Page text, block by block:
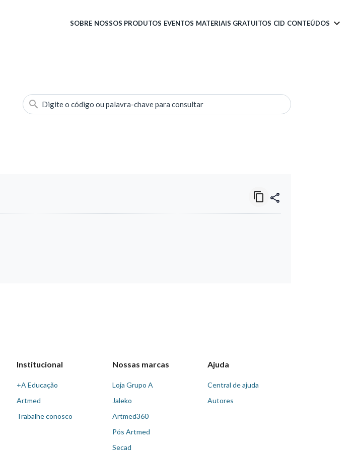
SOBRE NOSSOS PRODUTOS EVENTOS MATERIAIS GRATUITOS CID CONTEÚDOS
Digite o código ou palavra-chave para consultar
Institucional
+A Educação
Artmed
Trabalhe conosco
Nossas marcas
Loja Grupo A
Jaleko
Artmed360
Pós Artmed
Secad
Ajuda
Central de ajuda
Autores